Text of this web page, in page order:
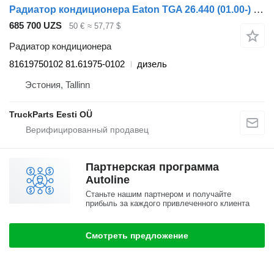
Радиатор кондиционера Eaton TGA 26.440 (01.00-) 81619750102 для тягача MAN 4-series, TGA (1993-2009)
685 700 UZS 50 € ≈ 57,77 $
Радиатор кондиционера
81619750102 81.61975-0102
дизель
Эстония, Tallinn
TruckParts Eesti OÜ
Партнерская программа
Autoline
Станьте нашим партнером и получайте
прибыль за каждого привлеченного клиента
Смотреть предложение